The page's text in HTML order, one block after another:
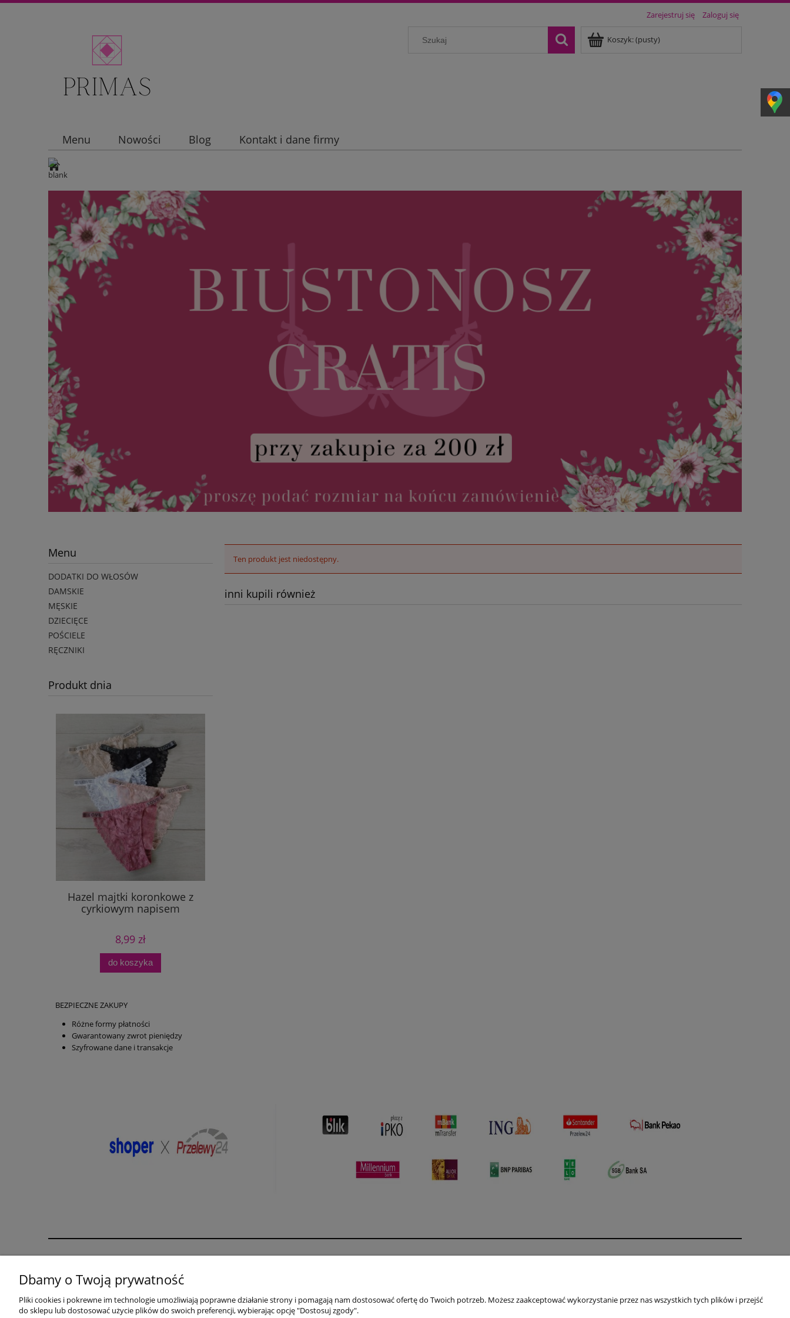
Zarejestruj się Zaloguj się
Koszyk:(pusty)
Menu Nowości Blog Kontakt i dane firmy
Menu
DODATKI DO WŁOSÓW
DAMSKIE
MĘSKIE
DZIECIĘCE
POŚCIELE
RĘCZNIKI
Produkt dnia
Hazel majtki koronkowe z
cyrkiowym napisem
8,99 zł
do koszyka
BEZPIECZNE ZAKUPY
Różne formy płatności
Gwarantowany zwrot pieniędzy
Szyfrowane dane i transakcje
Ten produkt jest niedostępny.
inni kupili również
karta rabatowa
biustonosz gratis
Ustawienia konta
Czas i koszty dostawy
Jak kupować?
Primas
Dbamy o Twoją prywatność
Pliki cookies i pokrewne im technologie umożliwiają poprawne działanie strony i pomagają nam dostosować ofertę do Twoich potrzeb. Możesz zaakceptować wykorzystanie przez nas wszystkich tych plików i przejść
do sklepu lub dostosować użycie plików do swoich preferencji, wybierając opcję "Dostosuj zgody".